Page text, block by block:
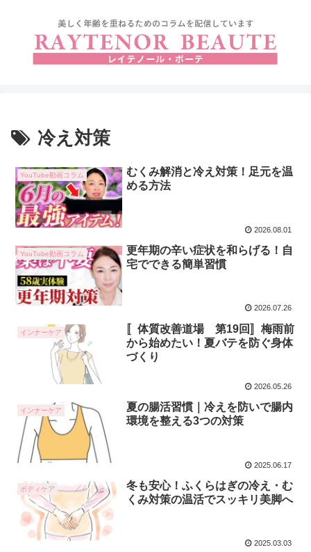
冷え対策
YouTube動画コラム
むくみ解消と冷え対策！足元を温
める方法
2026.08.01
YouTube動画コラム
更年期の辛い症状を和らげる！自
宅でできる簡単習慣
2026.07.26
インナーケア
〚体質改善道場 第19回〛梅雨前
から始めたい！夏バテを防ぐ身体
づくり
2026.05.26
インナーケア
夏の腸活習慣｜冷えを防いで腸内
環境を整える3つの対策
2025.06.17
ボディケア
冬も安心！ふくらはぎの冷え・む
くみ対策の温活でスッキリ美脚へ
2025.03.03